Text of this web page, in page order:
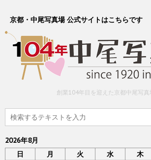
京都・中尾写真場 公式サイトはこちらです
創業104年目を迎えた京都中尾写真
2026年8月
日
月 火 水 木